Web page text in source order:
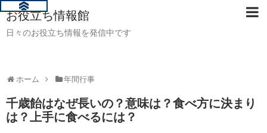
お役立ち情報館
日々のお役立ち情報を発信中です
ホーム 年間行事
千歳飴はなぜ長いの？意味は？食べ方に決まり
は？上手に食べるには？